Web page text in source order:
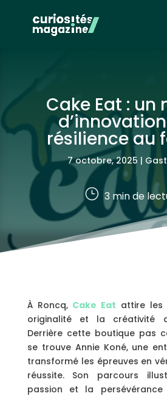
Cake Eat : un
résilience au
7 octobre, 2025 |
} 3min de
À Roncq, Cake Eat attire les
originalité et la créativité
Derrière cette boutique pas
se trouve Annie Koné, une
transformé les épreuves en
réussite. Son parcours
passion et la persévérance